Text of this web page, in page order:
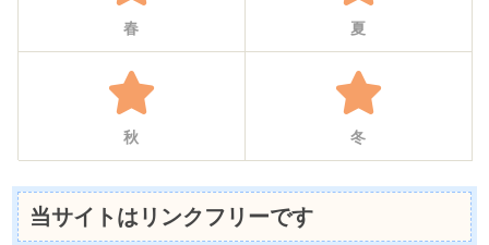
春 夏
秋 冬
当サイトはリンクフリーです